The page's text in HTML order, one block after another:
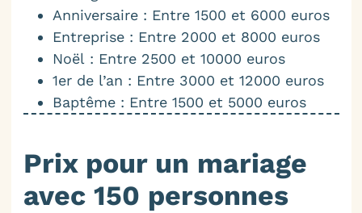
Anniversaire : Entre 1500 et 6000 euros
Entreprise : Entre 2000 et 8000 euros
Noël : Entre 2500 et 10000 euros
1er de l’an : Entre 3000 et 12000 euros
Baptême : Entre 1500 et 5000 euros
Prix pour un mariage
avec 150 personnes